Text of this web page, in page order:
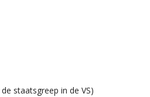
staatsgreep in de VS)